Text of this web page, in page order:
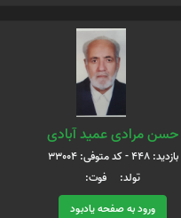
حسن مرادی عمید آبادی
بازدید: 448 - کد متوفی: 33004
تولد: فوت:
ورود به صفحه یادبود